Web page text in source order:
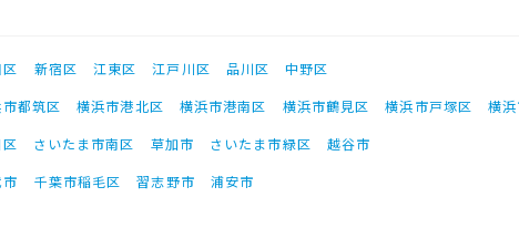
新宿区 江東区 江戸川区 品川区
中野区
都筑区 横浜市港北区 横浜市港南区 横浜市鶴見区 横浜市戸塚区
横
さいたま市南区 草加市 さいたま市緑区
越谷市
市 千葉市稲毛区 習志野市 浦安市